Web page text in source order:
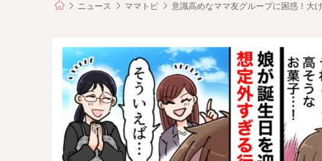
ニュース ママトピ 意識高めなママ友グループに困惑！大